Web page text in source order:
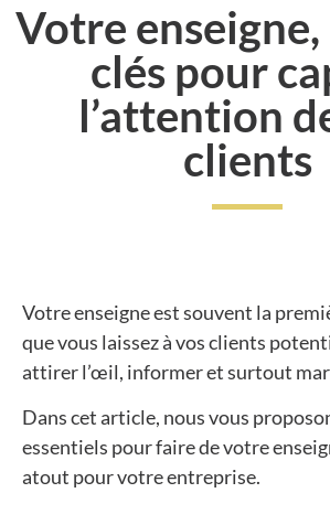
Votre enseigne,
clés pour
l’attention
clients
Votre enseigne est souvent la
que vous laissez à vos clients
attirer l’œil, informer et surtout
Dans cet article, nous vous
essentiels pour faire de votre
atout pour votre entreprise.